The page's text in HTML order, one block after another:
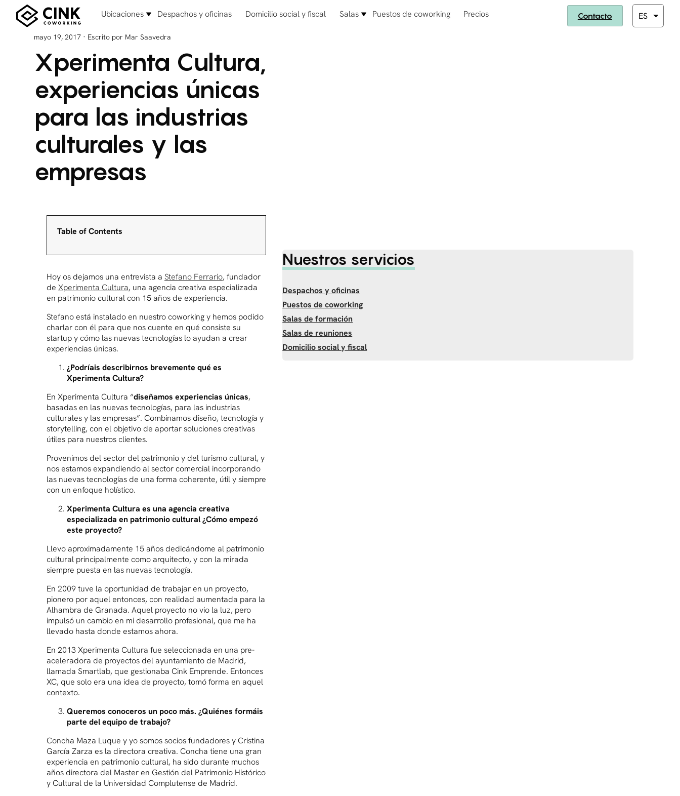
Ubicaciones Despachos y oficinas Domicilio social y fiscal Salas Puestos de coworking Precios Contacto
mayo 19, 2017 · Escrito por Mar Saavedra
Xperimenta Cultura,
experiencias únicas
para las industrias
culturales y las
empresas
Table of Contents
Hoy os dejamos una entrevista a Stefano Ferrario, fundador
de Xperimenta Cultura, una agencia creativa especializada
en patrimonio cultural con 15 años de experiencia.
Stefano está instalado en nuestro coworking y hemos podido
charlar con él para que nos cuente en qué consiste su
startup y cómo las nuevas tecnologías lo ayudan a crear
experiencias únicas.
¿Podríais describirnos brevemente qué es
Xperimenta Cultura?
En Xperimenta Cultura “diseñamos experiencias únicas,
basadas en las nuevas tecnologías, para las industrias
culturales y las empresas”. Combinamos diseño, tecnología y
storytelling, con el objetivo de aportar soluciones creativas
útiles para nuestros clientes.
Provenimos del sector del patrimonio y del turismo cultural, y
nos estamos expandiendo al sector comercial incorporando
las nuevas tecnologías de una forma coherente, útil y siempre
con un enfoque holístico.
Xperimenta Cultura es una agencia creativa
especializada en patrimonio cultural ¿Cómo empezó
este proyecto?
Llevo aproximadamente 15 años dedicándome al patrimonio
cultural principalmente como arquitecto, y con la mirada
siempre puesta en las nuevas tecnología.
En 2009 tuve la oportunidad de trabajar en un proyecto,
pionero por aquel entonces, con realidad aumentada para la
Alhambra de Granada. Aquel proyecto no vio la luz, pero
impulsó un cambio en mi desarrollo profesional, que me ha
llevado hasta donde estamos ahora.
En 2013 Xperimenta Cultura fue seleccionada en una pre-
aceleradora de proyectos del ayuntamiento de Madrid,
llamada Smartlab, que gestionaba Cink Emprende. Entonces
XC, que solo era una idea de proyecto, tomó forma en aquel
contexto.
Queremos conoceros un poco más. ¿Quiénes formáis
parte del equipo de trabajo?
Concha Maza Luque y yo somos socios fundadores y Cristina
García Zarza es la directora creativa. Concha tiene una gran
experiencia en patrimonio cultural, ha sido durante muchos
años directora del Master en Gestión del Patrimonio Histórico
y Cultural de la Universidad Complutense de Madrid.
Nuestros servicios
Despachos y oficinas
Puestos de coworking
Salas de formación
Salas de reuniones
Domicilio social y fiscal